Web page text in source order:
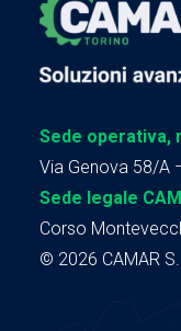
Sede operativa,
Via Genova 58/A
Sede legale
Corso
© 2026 CAMAR